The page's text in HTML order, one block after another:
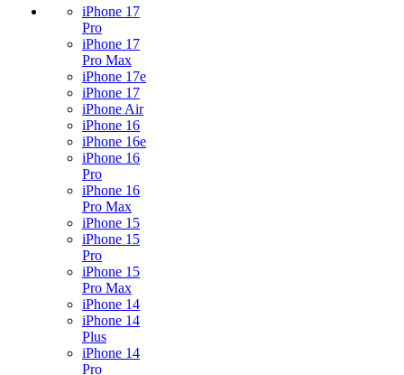
iPhone 17
Pro
iPhone 17
Pro Max
iPhone 17e
iPhone 17
iPhone Air
iPhone 16
iPhone 16e
iPhone 16
Pro
iPhone 16
Pro Max
iPhone 15
iPhone 15
Pro
iPhone 15
Pro Max
iPhone 14
iPhone 14
Plus
iPhone 14
Pro